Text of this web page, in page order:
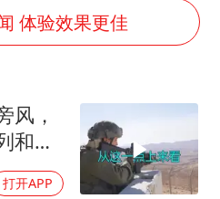
女子利用漏洞0元薅走3000多件家电
否认与27岁模特的恋情
象台发布台风黄色预警
庆地铁吐血女孩
回应日本广岛核爆81周年
体验效果更佳
风，
和
打开APP